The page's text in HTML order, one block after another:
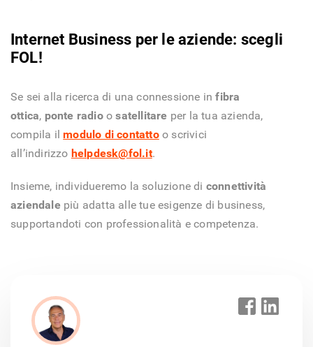
Internet Business per le aziende: scegli
FOL!
Se sei alla ricerca di una connessione infibra
ottica, ponte radioosatellitare per la tua azienda,
compila ilmodulo di contattoo scrivici
all’indirizzo helpdesk@fol.it.
Insieme, individueremo la soluzione di connettività
aziendale più adatta alle tue esigenze di business,
supportandoti con professionalità e competenza.